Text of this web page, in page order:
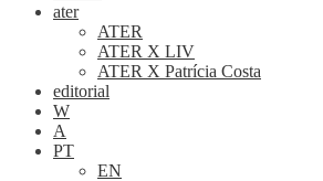
ater
ATER
ATER X LIV
ATER X Patrícia Costa
editorial
W
A
PT
EN